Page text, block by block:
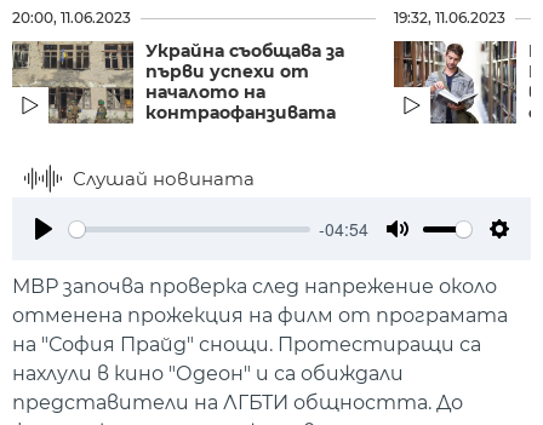
20:00, 11.06.2023
Украйна съобщава за
първи успехи от
началото на
контраофанзивата
19:32, 11.06.2023
Слушай новината
-04:54
МВР започва проверка след напрежение около
отменена прожекция на филм от програмата
на "София Прайд" снощи. Протестиращи са
нахлули в кино "Одеон" и са обиждали
представители на ЛГБТИ общността. До